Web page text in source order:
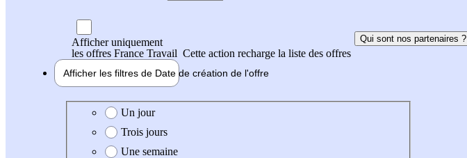
Afficher uniquement
les offres France Travail Cette action recharge la liste des offres
Qui sont nos partenaires ?
Afficher les filtres de Date de création de l'offre
Date de création de l'offre
Un jour
Trois jours
Une semaine